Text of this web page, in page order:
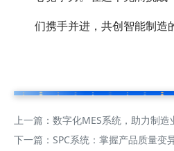
们携手并进，共创智能制造
上一篇： 数字化MES系统，助力制造
下一篇： SPC系统：掌握产品质量变